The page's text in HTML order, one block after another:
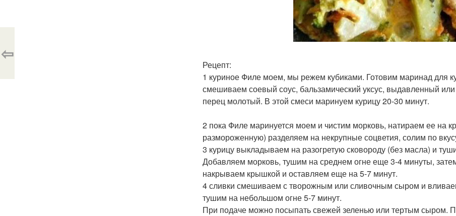
Рецепт:
1 куриное Филе моем, мы режем кубиками. Готовим маринад для
смешиваем соевый соус, бальзамический уксус, выдавленный
перец молотый. В этой смеси маринуем курицу 20-30 минут.
2 пока Филе маринуется моем и чистим морковь, натираем ее на
размороженную) разделяем на некрупные соцветия, солим по
3 курицу выкладываем на разогретую сковороду (без масла) и
Добавляем морковь, тушим на среднем огне еще 3-4 минуты,
накрываем крышкой и оставляем еще на 5-7 минут.
4 сливки смешиваем с творожным или сливочным сыром и
тушим на небольшом огне 5-7 минут.
При подаче можно посыпать свежей зеленью или тертым сыром.
⇦